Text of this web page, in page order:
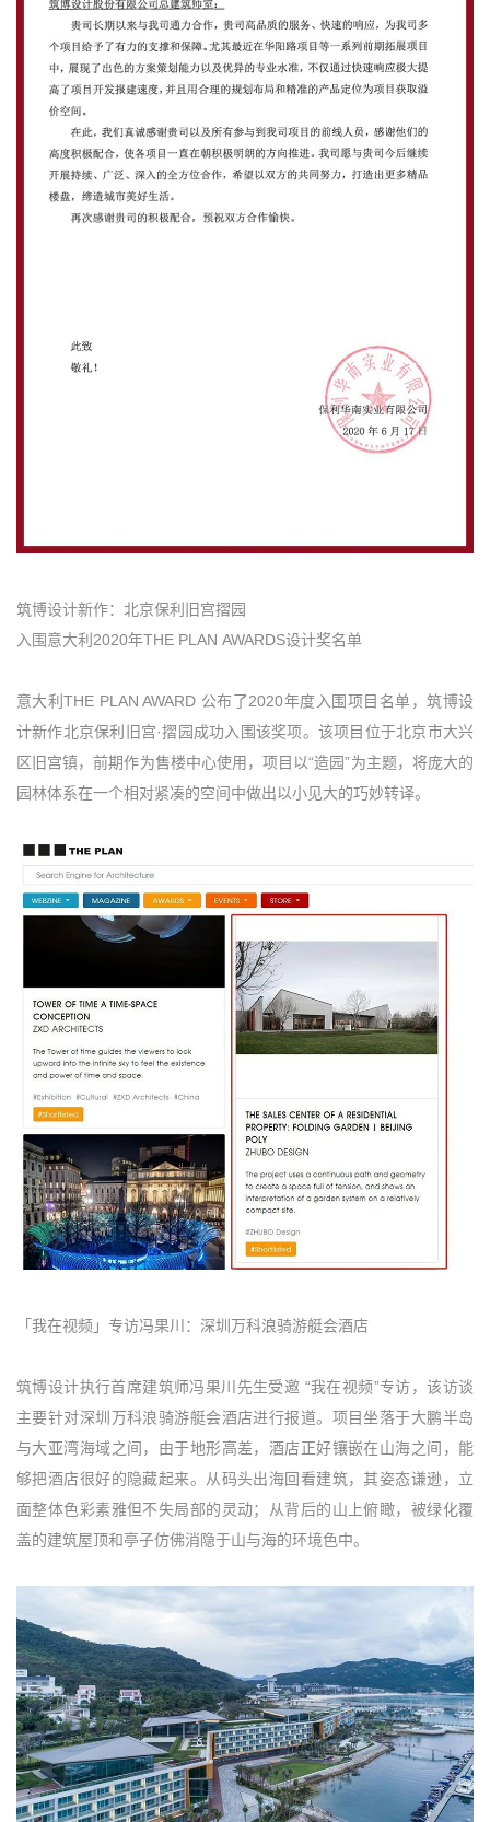
筑博设计新作：北京保利旧宫摺园
入围意大利2020年THE PLAN AWARDS设计奖名单
意大利THE PLAN AWARD 公布了2020年度入围项目名单，筑博设
计新作北京保利旧宫·摺园成功入围该奖项。该项目位于北京市大兴
区旧宫镇，前期作为售楼中心使用，项目以“造园”为主题，将庞大的
园林体系在一个相对紧凑的空间中做出以小见大的巧妙转译。
「我在视频」专访冯果川：深圳万科浪骑游艇会酒店
筑博设计执行首席建筑师冯果川先生受邀 “我在视频”专访，该访谈
主要针对深圳万科浪骑游艇会酒店进行报道。项目坐落于大鹏半岛
与大亚湾海域之间，由于地形高差，酒店正好镶嵌在山海之间，能
够把酒店很好的隐藏起来。从码头出海回看建筑，其姿态谦逊，立
面整体色彩素雅但不失局部的灵动；从背后的山上俯瞰，被绿化覆
盖的建筑屋顶和亭子仿佛消隐于山与海的环境色中。